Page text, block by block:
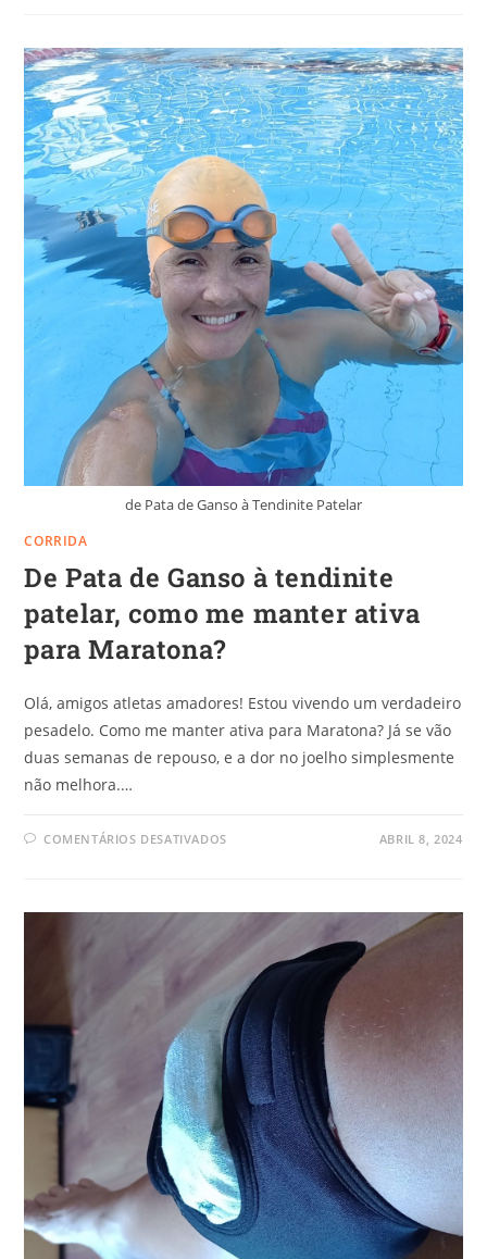
de Pata de Ganso à Tendinite Patelar
CORRIDA
De Pata de Ganso à tendinite
patelar, como me manter ativa
para Maratona?
Olá, amigos atletas amadores! Estou vivendo um verdadeiro
pesadelo. Como me manter ativa para Maratona? Já se vão
duas semanas de repouso, e a dor no joelho simplesmente
não melhora.…
COMENTÁRIOS DESATIVADOS ABRIL 8, 2024